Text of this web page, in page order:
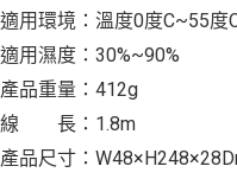
適用環境：溫度0度C~55度
適用濕度：30%~90%
產品重量：412g
線 長：1.8m
產品尺寸：